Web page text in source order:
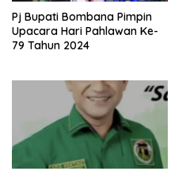
Pj Bupati Bombana Pimpin
Upacara Hari Pahlawan Ke-
79 Tahun 2024